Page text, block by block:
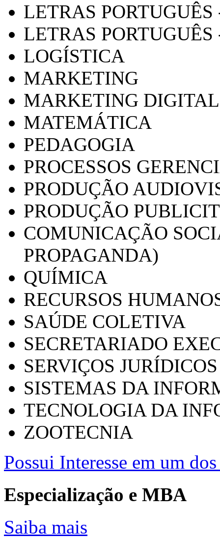
LETRAS
LETRAS PORTUGUÊS
LOGÍSTICA
MARKETING
MARKETING DIGITAL
MATEMÁTICA
PEDAGOGIA
PROCESSOS
PRODUÇÃO
PRODUÇÃO
COMUNICAÇÃO
PROPAGANDA)
QUÍMICA
RECURSOS
SAÚDE COLETIVA
SECRETARIADO
SERVIÇOS
SISTEMAS DA
TECNOLOGIA DA
ZOOTECNIA
Possui Interesse em um
Especialização e MBA
Saiba mais